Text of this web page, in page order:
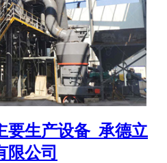
要生产设备_承德立
限公司